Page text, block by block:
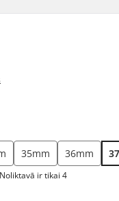
35mm 36mm
Noliktavā ir tikai 4